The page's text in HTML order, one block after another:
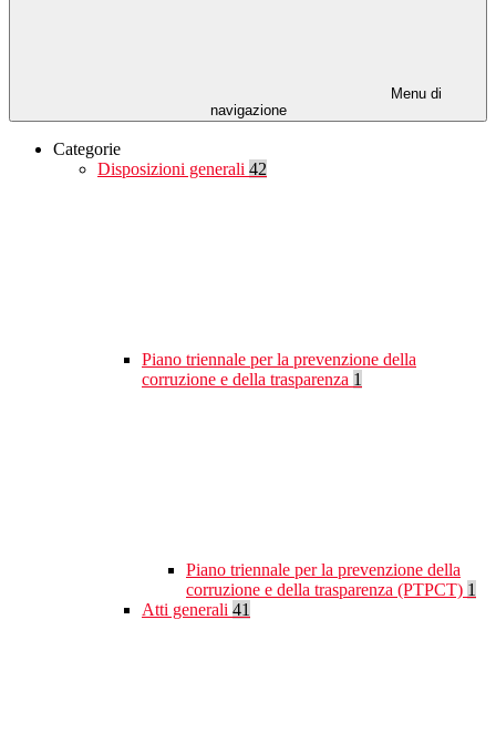
Menu di
navigazione
Categorie
Disposizioni generali 42
Piano triennale per la prevenzione della
corruzione e della trasparenza 1
Piano triennale per la prevenzione della
corruzione e della trasparenza (PTPCT) 1
Atti generali 41